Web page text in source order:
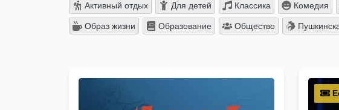
Активный отдых Для детей Классика Комедия
Образ жизни Образование Общество